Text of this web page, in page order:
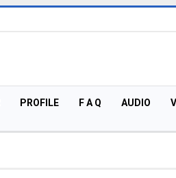
PROFILE F A Q AUDIO